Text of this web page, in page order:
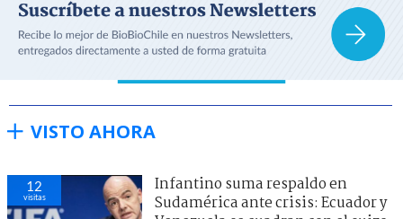
VISTO AHORA
12
visitas
Infantino suma respaldo en
Sudamérica ante crisis: Ecuador y